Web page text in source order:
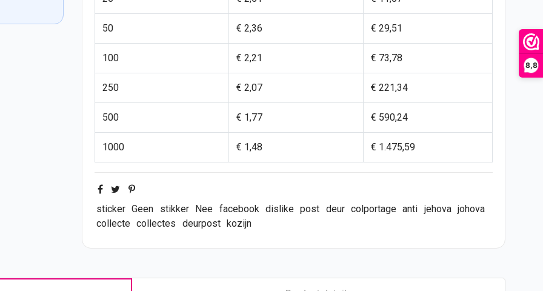
8,8
50 € 2,36 € 29,51
100 € 2,21 € 73,78
250 € 2,07 € 221,34
500 € 1,77 € 590,24
1000 € 1,48 € 1.475,59
sticker Geen stikker Nee facebook dislike post deur colportage anti jehova johova
collecte collectes deurpost kozijn